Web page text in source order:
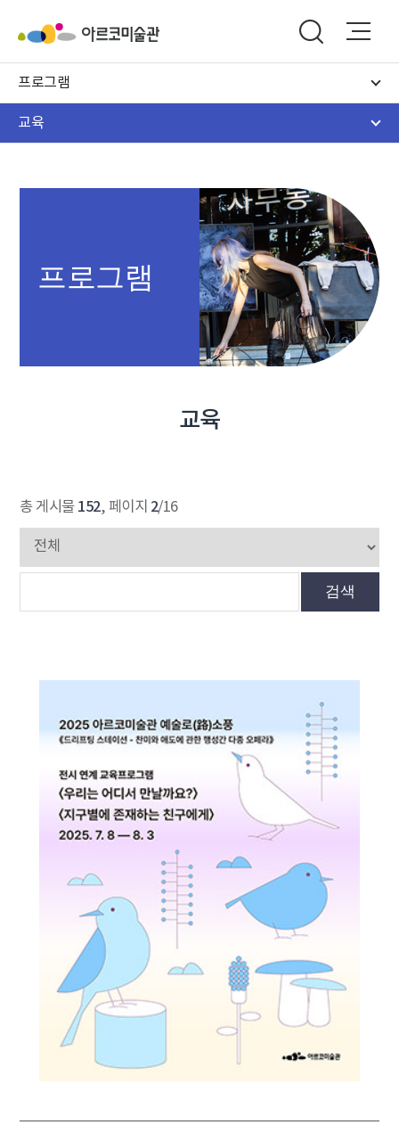
프로그램
교육
프로그램
교육
총 게시물 152, 페이지 2/16
검색